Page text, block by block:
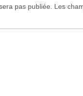
pas publiée. Les